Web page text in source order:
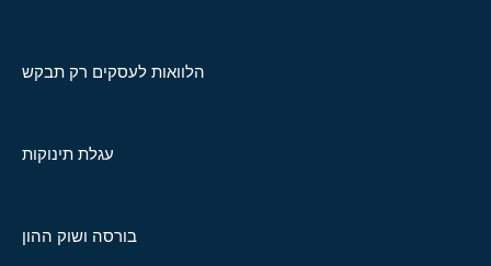
הלוואות לעסקים רק תבקש
עגלת תינוקות
בורסה ושוק ההון